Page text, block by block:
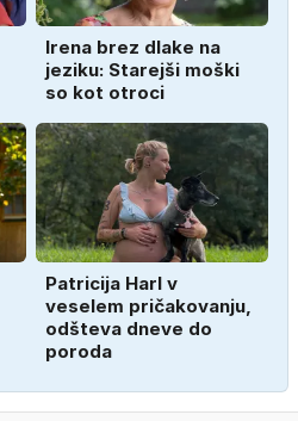
Irena brez dlake na
jeziku: Starejši moški
so kot otroci
Patricija Harl v
veselem pričakovanju,
odšteva dneve do
poroda